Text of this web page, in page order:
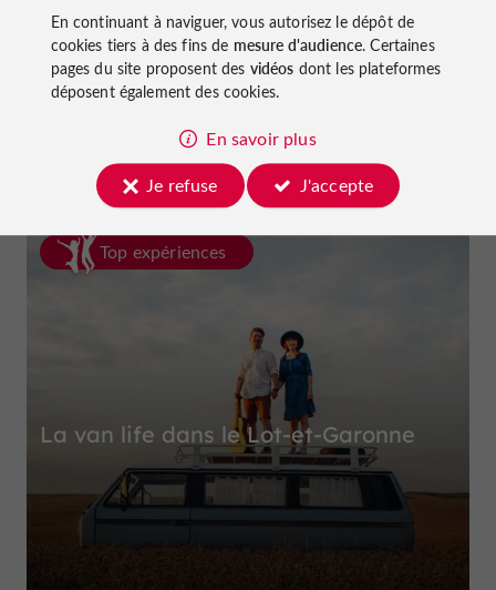
Ferme et Musée du Pruneau
Top expériences
La van life dans le Lot-et-Garonne
En continuant à naviguer, vous autorisez le dépôt de
cookies tiers à des fins de mesure d'audience. Certaines
pages du site proposent des vidéos dont les plateformes
déposent également des cookies.
En savoir plus
Je refuse
J'accepte